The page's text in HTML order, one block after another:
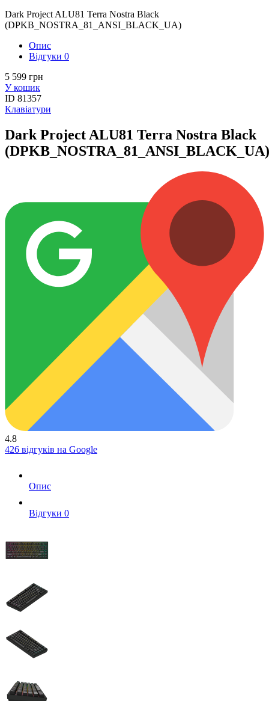
Dark Project ALU81 Terra Nostra Black
(DPKB_NOSTRA_81_ANSI_BLACK_UA)
Опис
Вiдгуки 0
5 599 грн
У кошик
ID 81357
Клавіатури
Dark Project ALU81 Terra Nostra Black
(DPKB_NOSTRA_81_ANSI_BLACK_UA)
4.8
426 відгуків на Google
Опис
Вiдгуки 0